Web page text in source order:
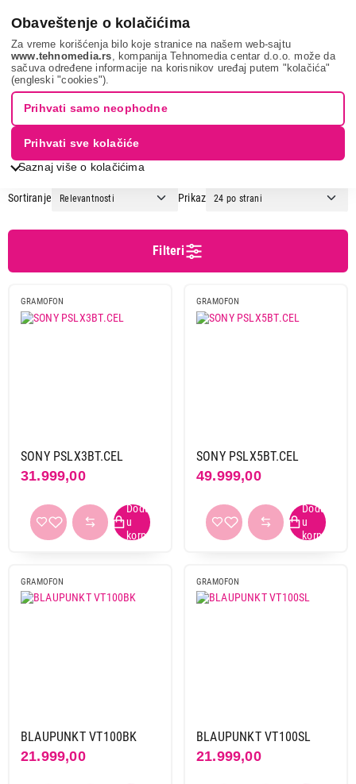
Obaveštenje o kolačićima
Za vreme korišćenja bilo koje stranice na našem web-sajtu
www.tehnomedia.rs , kompanija Tehnomedia centar d.o.o. može da
sačuva određene informacije na korisnikov uređaj putem "kolačića"
(engleski "cookies").
Saznaj više o kolačićima
Prihvati samo neophodne
Prihvati sve kolačiće
Tv, audio, video i foto Av uređaji Gramofoni
Sony
USB
da 21
Bluetooth
da 14
GRAMOFONI
Sortiranje Prikaz
1 2
Filteri
GRAMOFON
SONY PSLX3BT.CEL
31.999,00
GRAMOFON
SONY PSLX5BT.CEL
49.999,00
GRAMOFON
BLAUPUNKT VT100BK
21.999,00
GRAMOFON
BLAUPUNKT VT100SL
21.999,00